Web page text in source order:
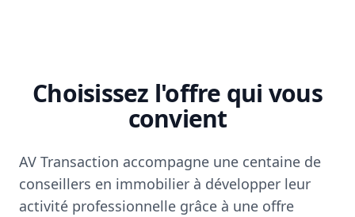
Choisissez l'offre qui vous
convient
AV Transaction accompagne une centaine de
conseillers en immobilier à développer leur
activité professionnelle grâce à une offre